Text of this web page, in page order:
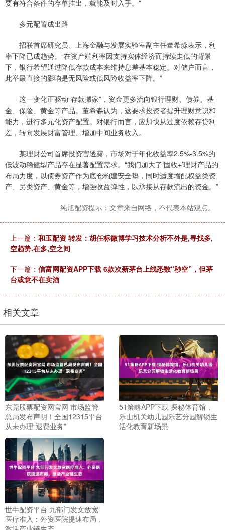
要有符合条件的存单挂出，就能及时入手。”
多元配置成出路
招联首席研究员、上海金融与发展实验室副主任董希淼表示，利
率下降已成趋势。“在资产端利率因支持实体经济而持续走低的背景
下，银行希望通过降低存款成本来维持息差基本稳定。对储户而言，
此举最直接的影响是无风险或低风险收益率下降。”
这一变化正驱动“存款搬家”，资金更多流向银行理财、债券、基
金、保险、黄金等产品。董希淼认为，这要求投资者提升理财意识和
能力，进行多元化资产配置。对银行而言，应加快从过度依赖存贷利
差，转向发展财富管理、增加中间业务收入。
某理财公司首席投资官透露，市场对于年化收益率2.5%-3.5%的
低波动稳健型产品存在显著配置需求。“我们加大了‘固收+’理财产品的
布局力度，以债券资产作为底仓构建安全垫，同时适度增配权益类资
产、另类资产、黄金等，增强收益弹性，以承接从存款流出的资金。”
纯旭配资提示：文章来自网络，不代表本站观点。
上一篇： 和玉配资 转发：胡任标微博学习技术分析不外是,寻找多,
空趋势.在多,空之间
下一篇： 信富网配资APP下载 6款次新茅台上线悉数“秒空”，但茅
台或意不在卖酒
相关文章
东莞股票配资网官网 市场监管
总局发布声明！全国12315平台
从未办理“退费业务”
51策略APP下载 探秘体育馆，
乐山机关幼儿园乐艺分园解锁生
活化教育新场景
世牛配资平台 九部门发文放宽
医疗准入：外资医院提速布局，